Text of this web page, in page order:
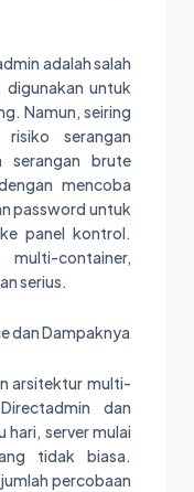
adalah salah
untuk
Namun, seiring
risiko serangan
serangan brute
mencoba
password untuk
panel kontrol.
container,
serius.
dan Dampaknya
arsitektur multi-
dan
hari, server mulai
tidak biasa.
percobaan